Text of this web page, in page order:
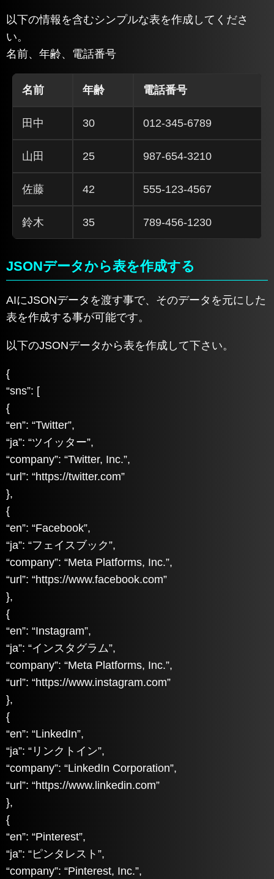
以下の情報を含むシンプルな表を作成してくださ
い。
名前、年齢、電話番号
名前 年齢 電話番号
田中 30 012-345-6789
山田 25 987-654-3210
佐藤 42 555-123-4567
鈴木 35 789-456-1230
JSONデータから表を作成する
AIにJSONデータを渡す事で、そのデータを元にした
表を作成する事が可能です。
以下のJSONデータから表を作成して下さい。
{
“sns”: [
{
“en”: “Twitter”,
“ja”: “ツイッター”,
“company”: “Twitter, Inc.”,
“url”: “https://twitter.com”
},
{
“en”: “Facebook”,
“ja”: “フェイスブック”,
“company”: “Meta Platforms, Inc.”,
“url”: “https://www.facebook.com”
},
{
“en”: “Instagram”,
“ja”: “インスタグラム”,
“company”: “Meta Platforms, Inc.”,
“url”: “https://www.instagram.com”
},
{
“en”: “LinkedIn”,
“ja”: “リンクトイン”,
“company”: “LinkedIn Corporation”,
“url”: “https://www.linkedin.com”
},
{
“en”: “Pinterest”,
“ja”: “ピンタレスト”,
“company”: “Pinterest, Inc.”,